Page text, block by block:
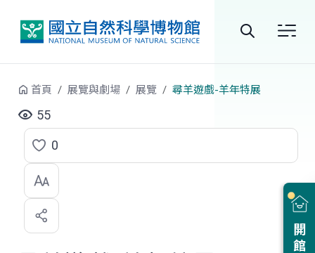
站
尋
首頁 展覽與劇場 展覽 尋羊遊戲-羊年特展
55
點
選
喜
歡
0